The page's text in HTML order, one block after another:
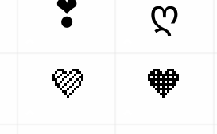
❣ ღ
💜 🧡